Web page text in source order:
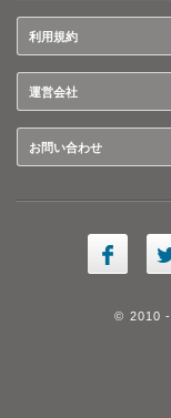
利用規約
運営会社
お問い合わせ
© 2010